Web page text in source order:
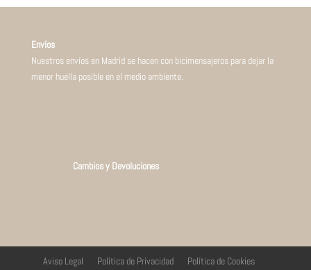
Envíos
Nuestros envíos en Madrid se hacen con bicimensajeros para dejar la
menor huella posible en el medio ambiente.
Cambios y Devoluciones
Aviso Legal Política de Privacidad Política de Cookies